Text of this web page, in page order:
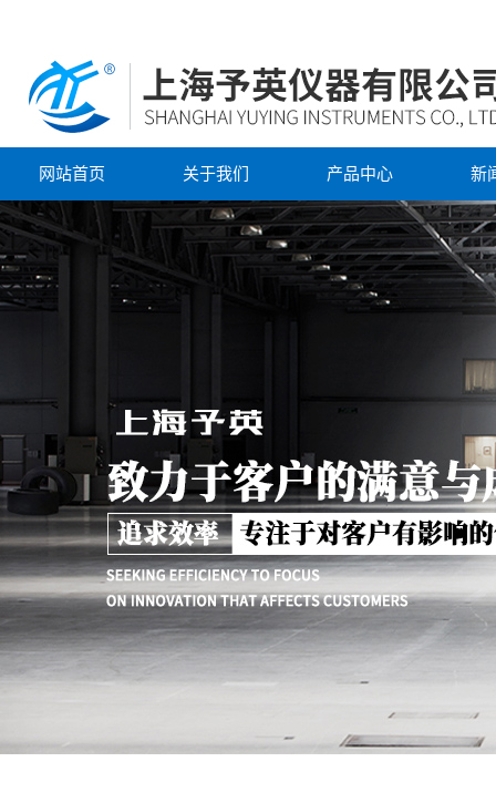
网站首页 关于我们 产品中心 新